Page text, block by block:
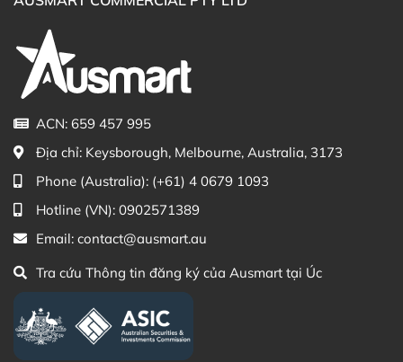
Facebook Ausmart.au
Zalo Ausmart.au
(Australia)
Điện thoại liên hệ đặt hàng:
phẩm Lily Huỳnh
dung
ACN: 659 457 995
Địa chỉ: Keysborough, Melbourne, Australia, 3173
Phone (Australia): (+61) 4 0679 1093
Hotline (VN): 0902571389
Email: contact@ausmart.au
Tra cứu Thông tin đăng ký của Ausmart tại Úc